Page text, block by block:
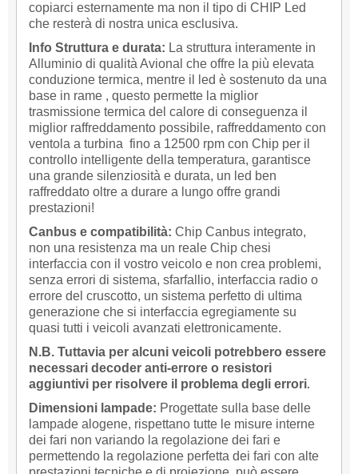
copiarci esternamente ma non il tipo di CHIP Led
che resterà di nostra unica esclusiva.
Info Struttura e durata: La struttura interamente in
Alluminio di qualità Avional che offre la più elevata
conduzione termica, mentre il led è sostenuto da una
base in rame , questo permette la miglior
trasmissione termica del calore di conseguenza il
miglior raffreddamento possibile, raffreddamento con
ventola a turbina fino a 12500 rpm con Chip per il
controllo intelligente della temperatura, garantisce
una grande silenziosità e durata, un led ben
raffreddato oltre a durare a lungo offre grandi
prestazioni!
Canbus e compatibilità: Chip Canbus integrato,
non una resistenza ma un reale Chip chesi
interfaccia con il vostro veicolo e non crea problemi,
senza errori di sistema, sfarfallio, interfaccia radio o
errore del cruscotto, un sistema perfetto di ultima
generazione che si interfaccia egregiamente su
quasi tutti i veicoli avanzati elettronicamente.
N.B. Tuttavia per alcuni veicoli potrebbero essere
necessari decoder anti-errore o resistori
aggiuntivi per risolvere il problema degli errori.
Dimensioni lampade: Progettate sulla base delle
lampade alogene, rispettano tutte le misure interne
dei fari non variando la regolazione dei fari e
permettendo la regolazione perfetta dei fari con alte